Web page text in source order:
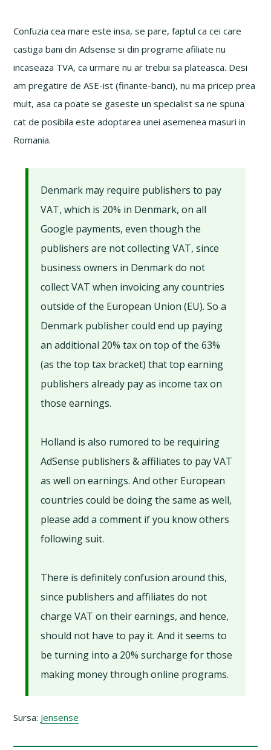
Confuzia cea mare este insa, se pare, faptul ca cei care
castiga bani din Adsense si din programe afiliate nu
incaseaza TVA, ca urmare nu ar trebui sa plateasca. Desi
am pregatire de ASE-ist (finante-banci), nu ma pricep prea
mult, asa ca poate se gaseste un specialist sa ne spuna
cat de posibila este adoptarea unei asemenea masuri in
Romania.
Denmark may require publishers to pay
VAT, which is 20% in Denmark, on all
Google payments, even though the
publishers are not collecting VAT, since
business owners in Denmark do not
collect VAT when invoicing any countries
outside of the European Union (EU). So a
Denmark publisher could end up paying
an additional 20% tax on top of the 63%
(as the top tax bracket) that top earning
publishers already pay as income tax on
those earnings.
Holland is also rumored to be requiring
AdSense publishers & affiliates to pay VAT
as well on earnings. And other European
countries could be doing the same as well,
please add a comment if you know others
following suit.
There is definitely confusion around this,
since publishers and affiliates do not
charge VAT on their earnings, and hence,
should not have to pay it. And it seems to
be turning into a 20% surcharge for those
making money through online programs.
Sursa: Jensense